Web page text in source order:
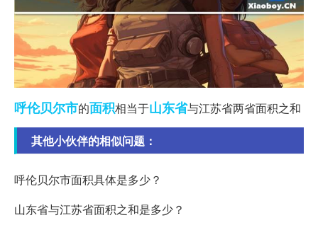
呼伦贝尔市的面积相当于山东省与江苏省两省面积之和
其他小伙伴的相似问题：
呼伦贝尔市面积具体是多少？
山东省与江苏省面积之和是多少？